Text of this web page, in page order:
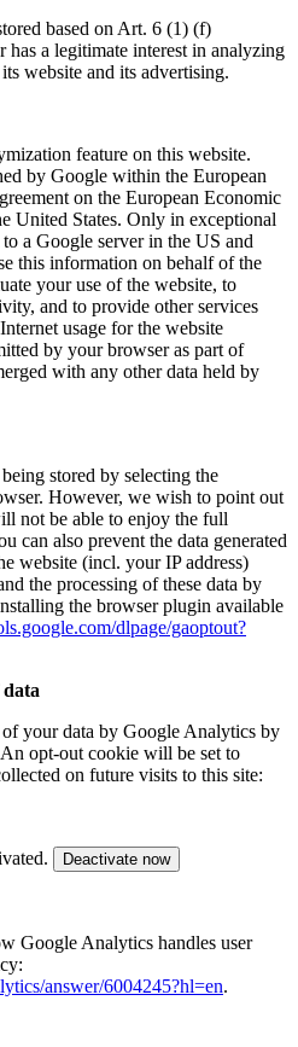
based on Art. 6 (1) (f)
a legitimate interest in analyzing
website and its advertising.
feature on this website.
by Google within the European
on the European Economic
United States. Only in exceptional
a Google server in the US and
this information on behalf of the
your use of the website, to
and to provide other services
usage for the website
by your browser as part of
with any other data held by
stored by selecting the
However, we wish to point out
not be able to enjoy the full
can also prevent the data generated
website (incl. your IP address)
the processing of these data by
the browser plugin available
dlpage/gaoptout?
your data by Google Analytics by
opt-out cookie will be set to
on future visits to this site:
Deactivate now
Google Analytics handles user
answer/6004245?hl=en.